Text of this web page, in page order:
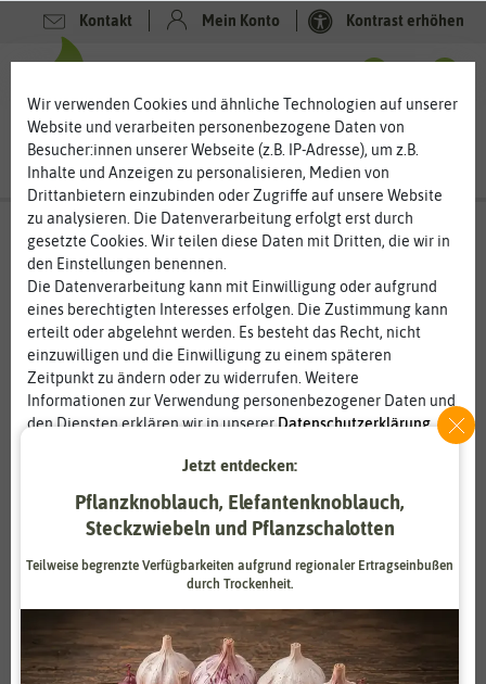
Kontakt Mein Konto Kontrast erhöhen
Vergrößern durch berühren
Wir verwenden Cookies und ähnliche Technologien auf unserer
Website und verarbeiten personenbezogene Daten von
Besucher:innen unserer Webseite (z.B. IP-Adresse), um z.B.
Inhalte und Anzeigen zu personalisieren, Medien von
Drittanbietern einzubinden oder Zugriffe auf unsere Website
zu analysieren. Die Datenverarbeitung erfolgt erst durch
gesetzte Cookies. Wir teilen diese Daten mit Dritten, die wir in
den Einstellungen benennen.
Die Datenverarbeitung kann mit Einwilligung oder aufgrund
eines berechtigten Interesses erfolgen. Die Zustimmung kann
erteilt oder abgelehnt werden. Es besteht das Recht, nicht
einzuwilligen und die Einwilligung zu einem späteren
Zeitpunkt zu ändern oder zu widerrufen. Weitere
Informationen zur Verwendung personenbezogener Daten und
den Diensten erklären wir in unsererDaten­schutz­erklärung.
Weitere Einstellungen
Alle akzeptieren
Jetzt entdecken:
Pflanzknoblauch, Elefantenknoblauch,
Steckzwiebeln und Pflanzschalotten
Teilweise begrenzte Verfügbarkeiten aufgrund regionaler Ertragseinbußen
durch Trockenheit.